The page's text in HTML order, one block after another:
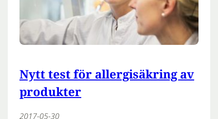
Nytt test för allergisäkring av
produkter
2017-05-30